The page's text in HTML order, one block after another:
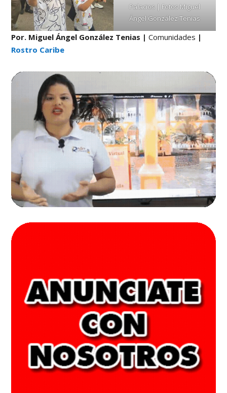
Palacios | Fotos Miguel
Ángel González Tenias
Por. Miguel Ángel González Tenias |Comunidades |
Rostro Caribe